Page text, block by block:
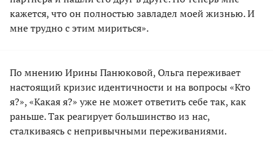
кажется, что он полностью завладел моей жизнью. И
мне трудно с этим мириться».
По мнению Ирины Панюковой, Ольга переживает
настоящий кризис идентичности и на вопросы «Кто
я?», «Какая я?» уже не может ответить себе так, как
раньше. Так реагирует большинство из нас,
сталкиваясь с непривычными переживаниями.